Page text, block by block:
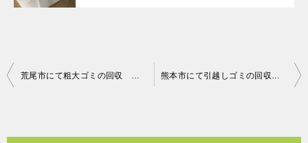
投
ビ
荒尾市にて粗大ゴミの回収 お客様の声 熊本市にて引越しゴミの回収 お客様の声